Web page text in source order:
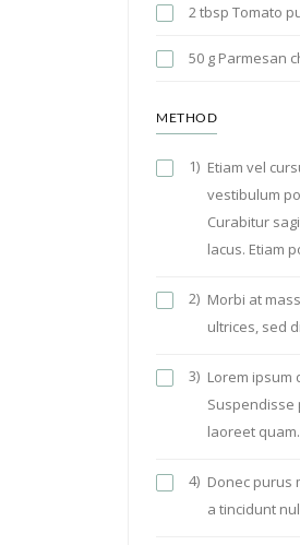
2 tbsp Tomato
50 g Parmesan
METHOD
1) Etiam vel
vestibulum
Curabitur
lacus. Etiam
2) Morbi at
ultrices, sed
3) Lorem ipsum
Suspendisse
laoreet
4) Donec purus
a tincidunt